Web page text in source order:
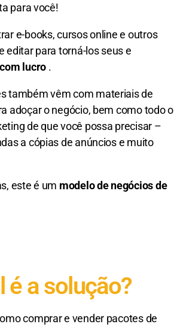
para você!
e-books, cursos online e outros
editar para torná-los seus e
lucro .
também vêm com materiais de
adoçar o negócio, bem como todo o
de que você possa precisar –
a cópias de anúncios e muito
este é um modelo de negócios de
é a solução?
comprar e vender pacotes de